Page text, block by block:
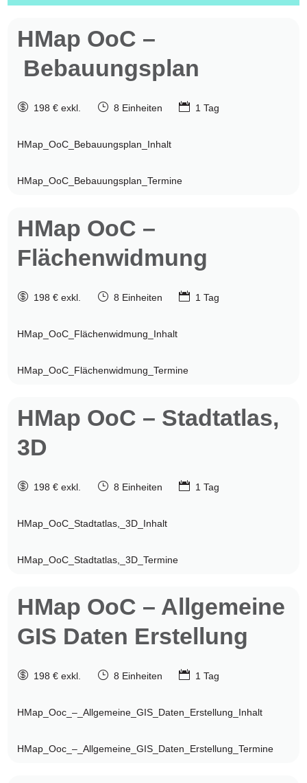
HMap OoC –
Bebauungsplan
198 € exkl. }8 Einheiten  1 Tag
HMap_OoC_Bebauungsplan_Inhalt
HMap_OoC_Bebauungsplan_Termine
HMap OoC –
Flächenwidmung
198 € exkl. }8 Einheiten  1 Tag
HMap_OoC_Flächenwidmung_Inhalt
HMap_OoC_Flächenwidmung_Termine
HMap OoC – Stadtatlas,
3D
198 € exkl. }8 Einheiten  1 Tag
HMap_OoC_Stadtatlas,_3D_Inhalt
HMap_OoC_Stadtatlas,_3D_Termine
HMap OoC – Allgemeine
GIS Daten Erstellung
198 € exkl. }8 Einheiten  1 Tag
HMap_Ooc_–_Allgemeine_GIS_Daten_Erstellung_Inhalt
HMap_Ooc_–_Allgemeine_GIS_Daten_Erstellung_Termine